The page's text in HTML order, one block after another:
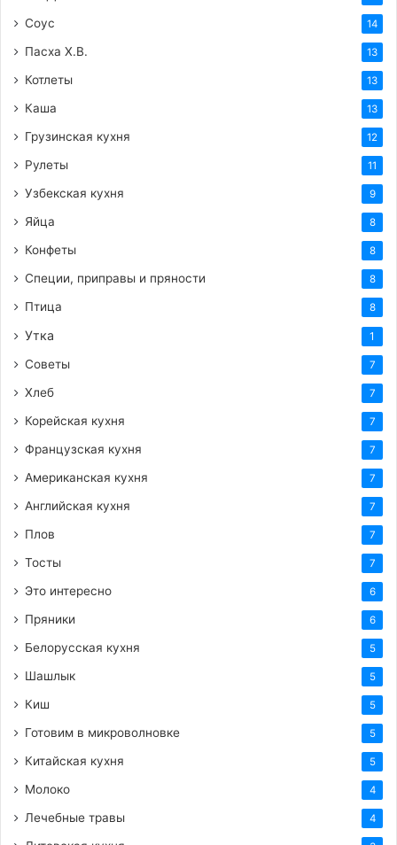
Соус 14
Пасха Х.В. 13
Котлеты 13
Каша 13
Грузинская кухня 12
Рулеты 11
Узбекская кухня 9
Яйца 8
Конфеты 8
Специи, приправы и пряности 8
Птица 8
Утка 1
Советы 7
Хлеб 7
Корейская кухня 7
Французская кухня 7
Американская кухня 7
Английская кухня 7
Плов 7
Тосты 7
Это интересно 6
Пряники 6
Белорусская кухня 5
Шашлык 5
Киш 5
Готовим в микроволновке 5
Китайская кухня 5
Молоко 4
Лечебные травы 4